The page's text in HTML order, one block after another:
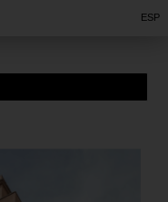
ESP